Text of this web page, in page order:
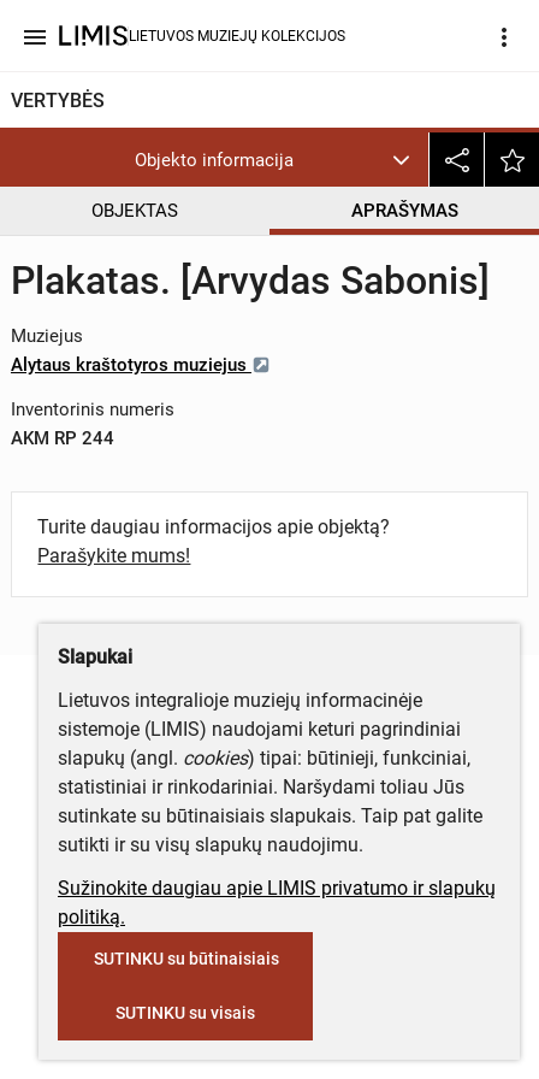
menu LIETUVOS MUZIEJŲ KOLEKCIJOS more_vert
VERTYBĖS
Objekto informacija
OBJEKTAS APRAŠYMAS
Plakatas. [Arvydas Sabonis]
Muziejus
Alytaus kraštotyros muziejus
Inventorinis numeris
AKM RP 244
Turite daugiau informacijos apie objektą?
Parašykite mums!
Slapukai
Lietuvos integralioje muziejų informacinėje
sistemoje (LIMIS) naudojami keturi pagrindiniai
slapukų (angl. cookies) tipai: būtinieji, funkciniai,
statistiniai ir rinkodariniai. Naršydami toliau Jūs
sutinkate su būtinaisiais slapukais. Taip pat galite
sutikti ir su visų slapukų naudojimu.
Sužinokite daugiau apie LIMIS privatumo ir slapukų
politiką.
SUTINKU su būtinaisiais
SUTINKU su visais